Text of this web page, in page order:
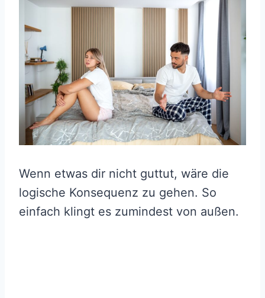
Wenn etwas dir nicht guttut, wäre die
logische Konsequenz zu gehen. So
einfach klingt es zumindest von außen.